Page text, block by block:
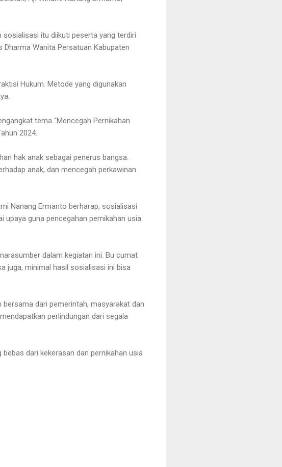
sosialisasi itu diikuti peserta yang terdiri
Dharma Wanita Persatuan Kabupaten
Hukum. Metode yang digunakan
tema “Mencegah Pernikahan
2024.
hak anak sebagai penerus bangsa.
anak, dan mencegah perkawinan
Nanang Ermanto berharap, sosialisasi
guna pencegahan pernikahan usia
dalam kegiatan ini. Bu cumat
juga, minimal hasil sosialisasi ini bisa
dari pemerintah, masyarakat dan
perlindungan dari segala
dari kekerasan dan pernikahan usia